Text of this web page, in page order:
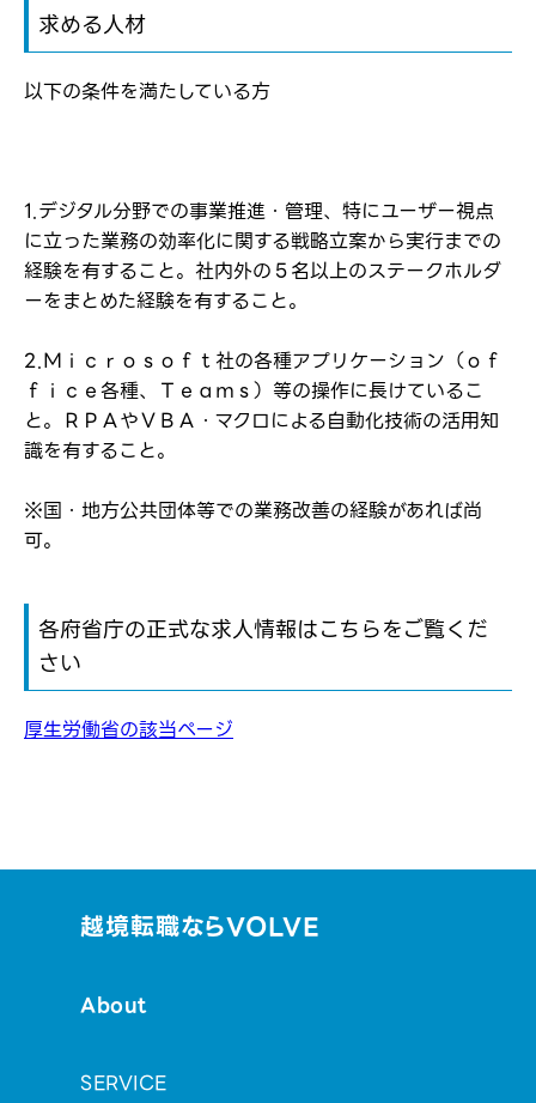
※パスワードを忘れた方はコチラ
新規会員登録
求める人材
以下の条件を満たしている方
1.デジタル分野での事業推進・管理、特にユーザー視点
に立った業務の効率化に関する戦略立案から実行までの
経験を有すること。社内外の５名以上のステークホルダ
ーをまとめた経験を有すること。
2.Ｍｉｃｒｏｓｏｆｔ社の各種アプリケーション（ｏｆ
ｆｉｃｅ各種、Ｔｅａｍｓ）等の操作に長けているこ
と。ＲＰＡやＶＢＡ・マクロによる自動化技術の活用知
識を有すること。
※国・地方公共団体等での業務改善の経験があれば尚
可。
各府省庁の正式な求人情報はこちらをご覧くだ
さい
厚生労働省の該当ページ
越境転職ならVOLVE
About
SERVICE